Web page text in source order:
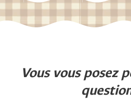
Vous vous posez